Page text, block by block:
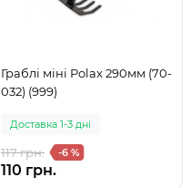
Граблі міні Polax 290мм (70-
032) (999)
Доставка 1-3 дні
117 грн. -6 %
110 грн.